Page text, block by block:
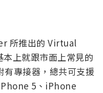
所推出的 Virtual
上就跟市面上常見的
有專接器，總共可支援
5、iPhone